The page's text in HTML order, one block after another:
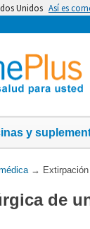
Unidos Así es
y
→
de